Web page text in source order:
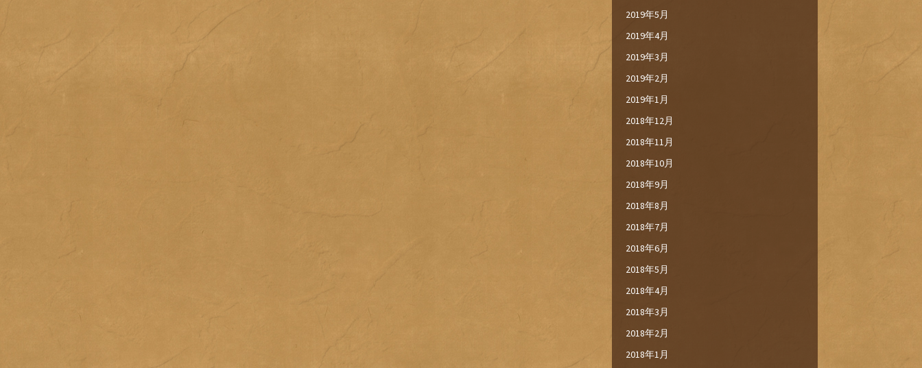
2019年5月
2019年4月
2019年3月
2019年2月
2019年1月
2018年12月
2018年11月
2018年10月
2018年9月
2018年8月
2018年7月
2018年6月
2018年5月
2018年4月
2018年3月
2018年2月
2018年1月